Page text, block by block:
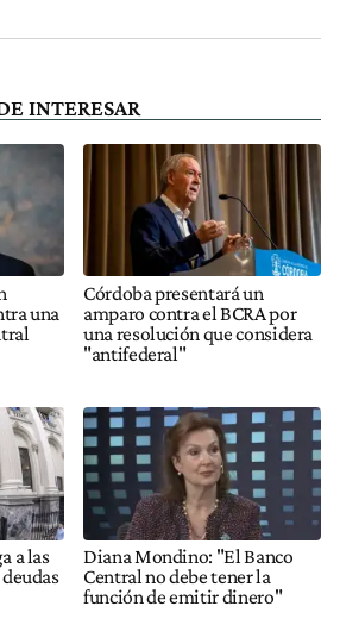
INTERESAR
una
Córdoba presentará un
amparo contra el BCRA por
una resolución que considera
"antifederal"
a las
Diana Mondino: "El Banco
Central no debe tener la
función de emitir dinero"